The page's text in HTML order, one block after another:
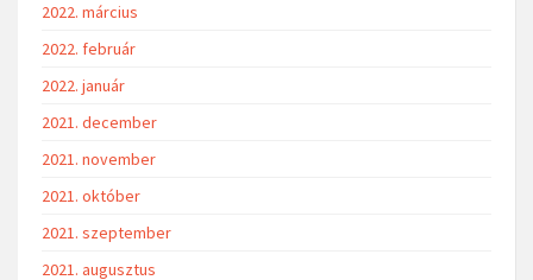
2022. március
2022. február
2022. január
2021. december
2021. november
2021. október
2021. szeptember
2021. augusztus